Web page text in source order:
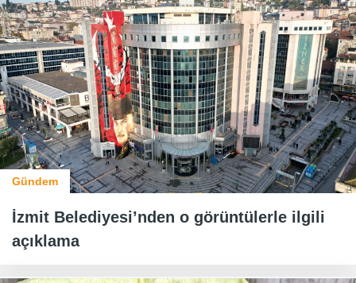
Gündem
İzmit Belediyesi’nden o görüntülerle ilgili
açıklama